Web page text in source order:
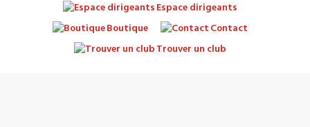
Espace dirigeants
Boutique
Contact
Trouver un club